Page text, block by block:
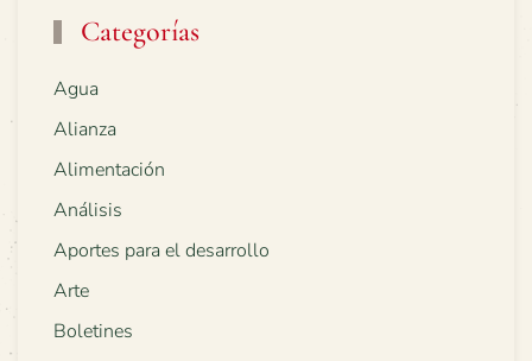
Categorías
Agua
Alianza
Alimentación
Análisis
Aportes para el desarrollo
Arte
Boletines